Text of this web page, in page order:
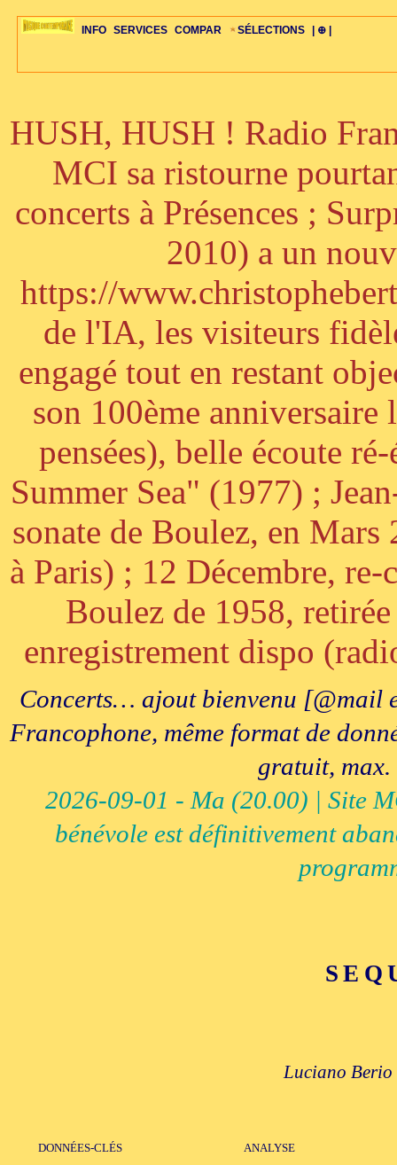
INFO
ÉDITORIAUX ACTUS-CONCERTS HISTOIRE PAYS STYLES-ÉCOLES
SERVICES
MAJ-LISTE ARCH-CONCERTS LIENS RADIOS VIDÉOS PLAN FAQS
COMPAR
SÉLECTION GUIDE-EXPRESS ŒUVRES BIOGRAPHIES PERSPECTIVE
SÉLECTIONS
SÉLECTION COMPOS-INTRO COMPO-INDIV ŒUVRES-INDIV
| ⊕ |
20ÈME PARAL 1001 CD TOP-REC BONUS-ROMANS BONUS-FILMS
CELLO-C
ALTO-C
VIOLON-C
PIANO-CONC GRAND-
HUSH, HUSH ! Radio
MCI sa ristourne
concerts à Présences ;
2010) a un
https://
de l'IA, les visiteurs
engagé tout en restant
son 100ème
pensées), belle écoute
Summer Sea" (1977) ;
sonate de Boulez, en
à Paris) ; 12 Décembre,
Boulez de 1958,
enregistrement dispo
Concerts… ajout bienvenu [@mail
Francophone, même format de
gratuit,
2026-09-01 - Ma (20.00) | Site
bénévole est définitivement
Luciano Berio
DONNÉES-CLÉS ANALYSE